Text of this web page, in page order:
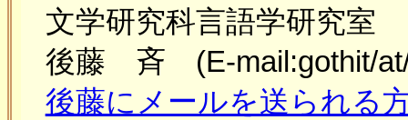
文学研究科言語学研究室
後藤 斉 (E-mail:gothit/at/
後藤にメールを送られる